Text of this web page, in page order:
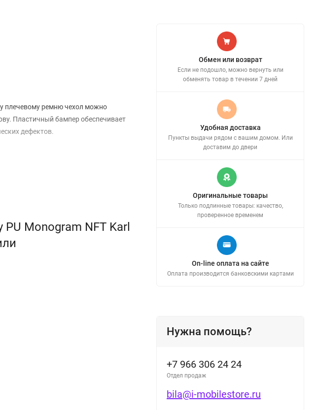
плечевому ремню чехол можно
Пластичный бампер обеспечивает
дефектов.
Monogram NFT Karl
Обмен или возврат
Если не подошло, можно вернуть или
обменять товар в течении 7 дней
Удобная доставка
Пункты выдачи рядом с вашим домом. Или
доставим до двери
Оригинальные товары
Только подлинные товары: качество,
проверенное временем
On-line оплата на сайте
Оплата производится банковскими картами
Нужна помощь?
+7 966 306 24 24
Отдел продаж
bila@i-mobilestore.ru